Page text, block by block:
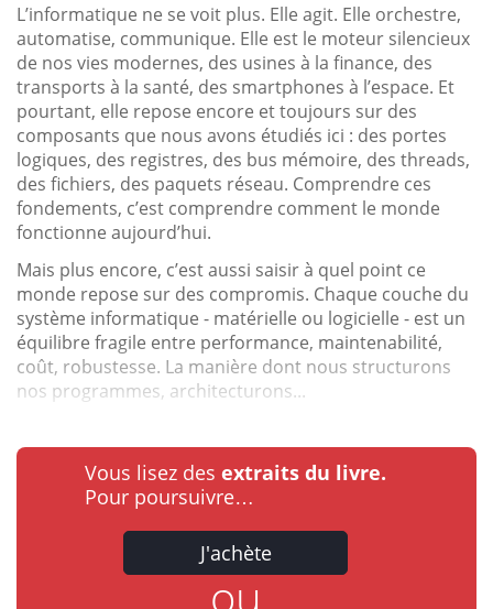
L’informatique ne se voit plus. Elle agit. Elle orchestre,
automatise, communique. Elle est le moteur silencieux
de nos vies modernes, des usines à la finance, des
transports à la santé, des smartphones à l’espace. Et
pourtant, elle repose encore et toujours sur des
composants que nous avons étudiés ici : des portes
logiques, des registres, des bus mémoire, des threads,
des fichiers, des paquets réseau. Comprendre ces
fondements, c’est comprendre comment le monde
fonctionne aujourd’hui.
Mais plus encore, c’est aussi saisir à quel point ce
monde repose sur des compromis. Chaque couche du
système informatique - matérielle ou logicielle - est un
équilibre fragile entre performance, maintenabilité,
coût, robustesse. La manière dont nous structurons
nos programmes, architecturons...
Vous lisez des extraits du livre.
Pour poursuivre…
J'achète
ou